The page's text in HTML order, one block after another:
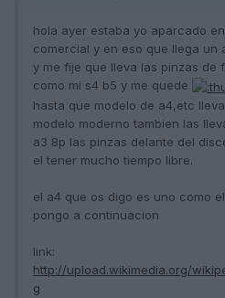
hola ayer estaba yo aparcado
comercial y en eso que llega un
y me fije que lleva las pinzas de
como mi s4 b5 y me quede
hasta que modelo de a4,etc
modelo moderno tambien las
a3 8p las pinzas delante del
el tener mucho tiempo libre.
el a4 que os digo es uno como
pongo a continuacion
link:
http://upload.wikimedia.org/
g